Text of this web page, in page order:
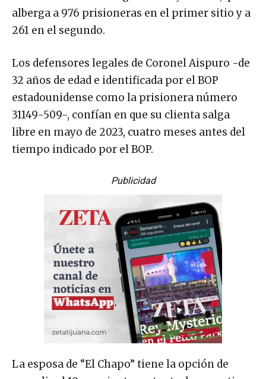
alberga a 976 prisioneras en el primer sitio y a
261 en el segundo.
Los defensores legales de Coronel Aispuro -de
32 años de edad e identificada por el BOP
estadounidense como la prisionera número
31149-509-, confían en que su clienta salga
libre en mayo de 2023, cuatro meses antes del
tiempo indicado por el BOP.
Publicidad
La esposa de “El Chapo” tiene la opción de
cumplir el 10 por ciento restante de su castigo